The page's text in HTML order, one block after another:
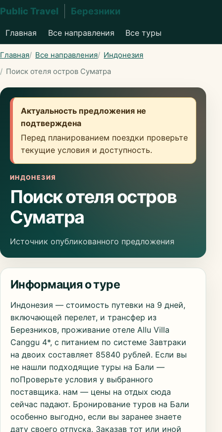
Public Travel Березники
Главная Все направления Все туры
Главная Все направления
Индонезия
Поиск отеля остров Суматра
Актуальность предложения не
подтверждена
Перед планированием поездки проверьте
текущие условия и доступность.
ИНДОНЕЗИЯ
Поиск отеля остров
Суматра
Источник опубликованного предложения
Информация о туре
Индонезия — стоимость путевки на 9 дней,
включающей перелет, и трансфер из
Березников, проживание отеле Allu Villa
Canggu 4*, с питанием по системе Завтраки
на двоих составляет 85840 рублей. Если вы
не нашли подходящие туры на Бали —
поПроверьте условия у выбранного
поставщика. нам — цены на отдых сюда
сейчас падают. Бронирование туров на Бали
особенно выгодно, если вы заранее знаете
дату своего отпуска. Заказав тот или иной